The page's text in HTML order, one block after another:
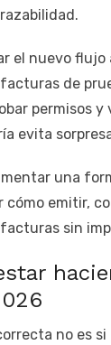
el nuevo flujo
de
permisos y
evita
una
cómo emitir,
sin
no es